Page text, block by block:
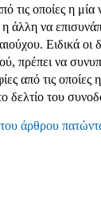
τις οποίες η μία
άλλη να
Ειδικά οι
πρέπει να
από τις οποίες
δελτίο του
άρθρου